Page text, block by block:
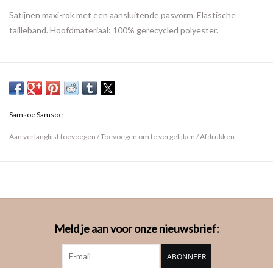
Satijnen maxi-rok met een aansluitende pasvorm. Elastische
tailleband. Hoofdmateriaal: 100% gerecycled polyester.
Samsoe Samsoe
Aan verlanglijst toevoegen /Toevoegen om te vergelijken /Afdrukken
Meld je aan voor onze nieuwsbrief:
ABONNEER